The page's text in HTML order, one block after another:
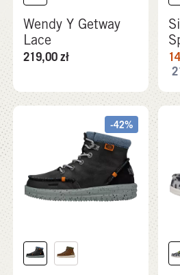
Wendy Y Getway
Lace
219,00zł
-42%